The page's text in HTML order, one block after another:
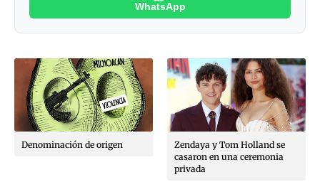
WhatsApp
Denominación de origen
Zendaya y Tom Holland se
casaron en una ceremonia
privada